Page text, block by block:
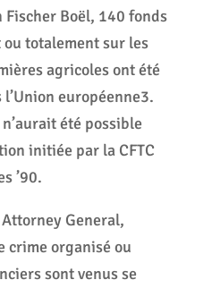
Boël, 140 fonds
totalement sur les
agricoles ont été
européenne3.
été possible
initiée par la CFTC
’90.
General,
crime organisé ou
sont venus se